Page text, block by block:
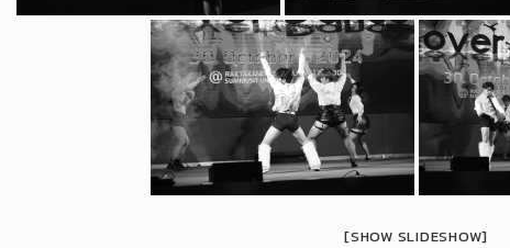
[SHOW SLIDESHOW]